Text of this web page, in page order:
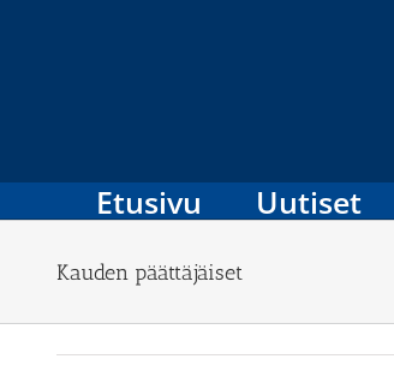
Etusivu Uutiset
Kauden päättäjäiset